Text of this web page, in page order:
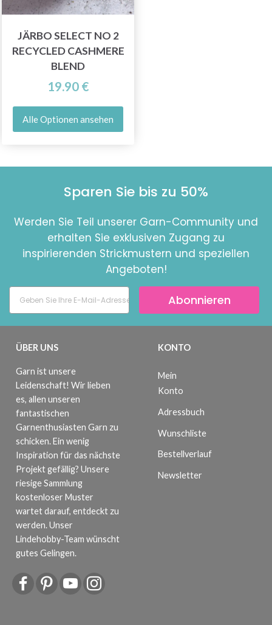
JÄRBO SELECT NO 2
RECYCLED CASHMERE
BLEND
19.90 €
Alle Optionen ansehen
Sparen Sie bis zu 50%
Werden Sie Teil unserer Garn-Community und
erhalten Sie exklusiven Zugang zu
inspirierenden Strickmustern und speziellen
Angeboten!
Abonnieren
ÜBER UNS
Garn ist unsere
Leidenschaft! Wir lieben
es, allen unseren
fantastischen
Garnenthusiasten Garn zu
schicken. Ein wenig
Inspiration für das nächste
Projekt gefällig? Unsere
riesige Sammlung
kostenloser Muster
wartet darauf, entdeckt zu
werden. Unser
Lindehobby-Team wünscht
gutes Gelingen.
KONTO
Mein
Konto
Adressbuch
Wunschliste
Bestellverlauf
Newsletter